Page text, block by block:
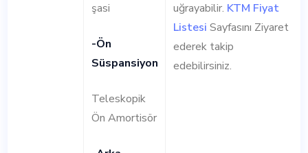
şasi
-Ön
Süspansiyon
Teleskopik
Ön Amortisör
uğrayabilir. KTM Fiyat
Listesi Sayfasını Ziyaret
ederek takip
edebilirsiniz.